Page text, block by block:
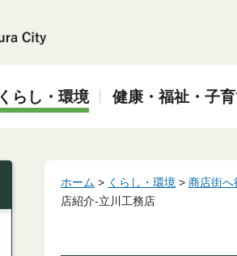
くらし・環境 健康・福祉・子
ホーム > くらし・環境 > 商店街へ
店紹介-立川工務店